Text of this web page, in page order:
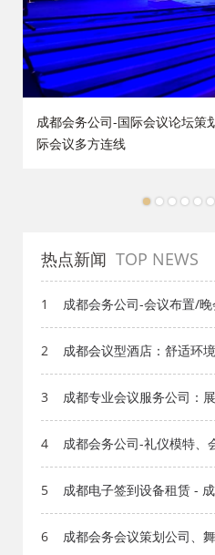
成都会务公司-国际会议论坛策
际会议多方连线
5 6 7 8 9
热点新闻 TOP NEWS
1
成都会务公司-会议布置/
2
成都会议型酒店：舒适环
3 成都专业会议服务公司：
4
成都会务公司-礼仪模特、
5
成都电子签到设备租赁 -
6
成都会务会议策划公司、